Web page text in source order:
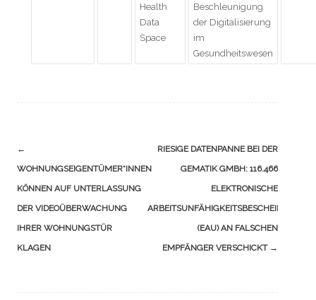
Health
Data
Space
Beschleunigung
der Digitalisierung
im
Gesundheitswesen
Navigation
(Beiträge)
←
WOHNUNGSEIGENTÜMER*INNEN
KÖNNEN AUF UNTERLASSUNG
DER VIDEOÜBERWACHUNG
IHRER WOHNUNGSTÜR
KLAGEN
RIESIGE DATENPANNE BEI DER
GEMATIK GMBH: 116.466
ELEKTRONISCHE
(EAU) AN FALSCHEN
EMPFÄNGER VERSCHICKT →